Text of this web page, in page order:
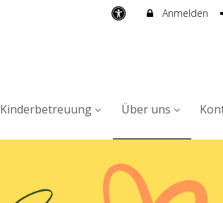
Anmelden
Kinderbetreuung Über uns